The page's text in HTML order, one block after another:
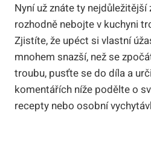
Nyní už znáte ty nejdůležitější
rozhodně nebojte v kuchyni
Zjistíte, že upéct si vlastní
mnohem snazší, než se
troubu, pusťte se do díla a
komentářích níže podělte o
recepty nebo osobní